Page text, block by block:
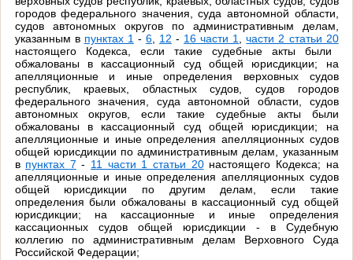
городов федерального значения, суда автономной области,
судов автономных округов по административным делам,
указанным в пунктах 1- 6, 12 - 16 части 1,части 2 статьи 20
настоящего Кодекса, если такие судебные акты были
обжалованы в кассационный суд общей юрисдикции; на
апелляционные и иные определения верховных судов
республик, краевых, областных судов, судов городов
федерального значения, суда автономной области, судов
автономных округов, если такие судебные акты были
обжалованы в кассационный суд общей юрисдикции; на
апелляционные и иные определения апелляционных судов
общей юрисдикции по административным делам, указанным
в пунктах 7 - 11 части 1 статьи 20настоящего Кодекса; на
апелляционные и иные определения апелляционных судов
общей юрисдикции по другим делам, если такие
определения были обжалованы в кассационный суд общей
юрисдикции; на кассационные и иные определения
кассационных судов общей юрисдикции - в Судебную
коллегию по административным делам Верховного Суда
Российской Федерации;